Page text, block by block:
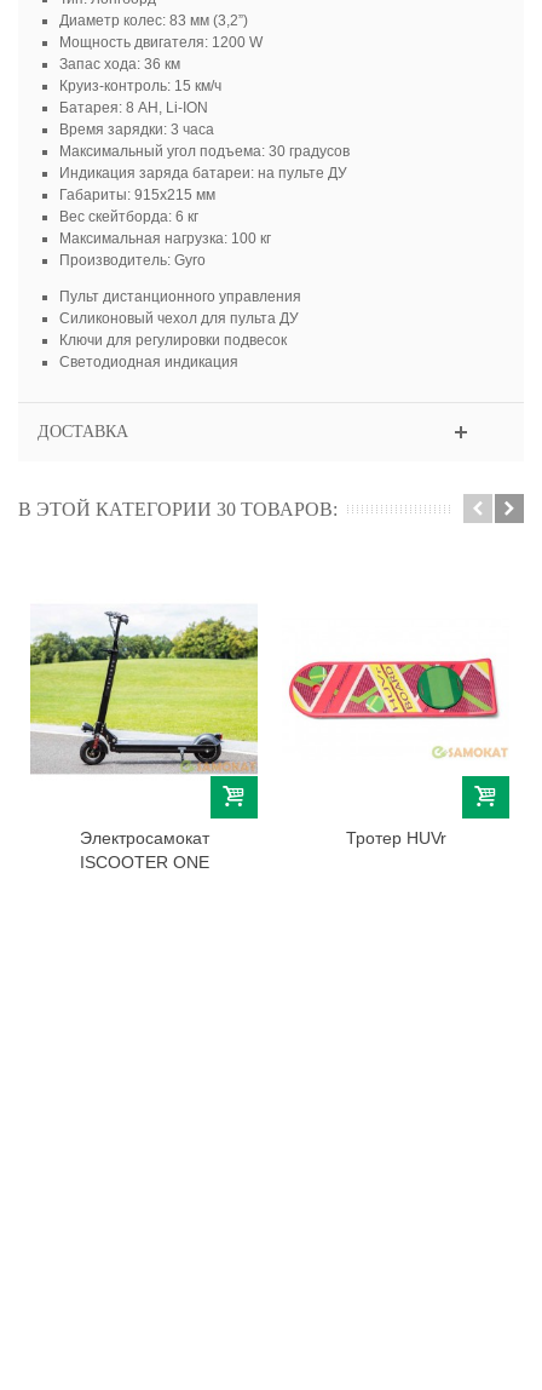
Диаметр колес: 83 мм (3,2”)
Мощность двигателя: 1200 W
Запас хода: 36 км
Круиз-контроль: 15 км/ч
Батарея: 8 AH, Li-ION
Время зарядки: 3 часа
Максимальный угол подъема: 30 градусов
Индикация заряда батареи: на пульте ДУ
Габариты: 915х215 мм
Вес скейтборда: 6 кг
Максимальная нагрузка: 100 кг
Производитель: Gyro
Пульт дистанционного управления
Силиконовый чехол для пульта ДУ
Ключи для регулировки подвесок
Светодиодная индикация
ДОСТАВКА
В ЭТОЙ КАТЕГОРИИ 30 ТОВАРОВ:
Электросамокат
ISCOOTER ONE
Тротер HUVr